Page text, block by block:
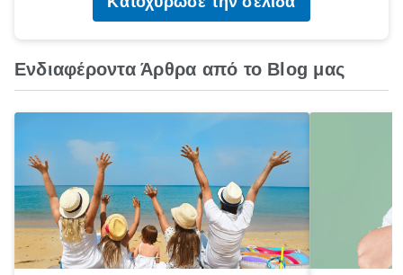
Ενδιαφέροντα Άρθρα από το Blog μας